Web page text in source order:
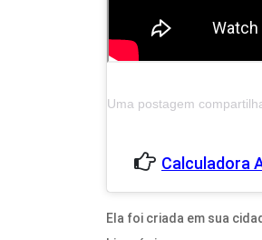
Uma postagem
Calculadora
Ela foi criada em sua